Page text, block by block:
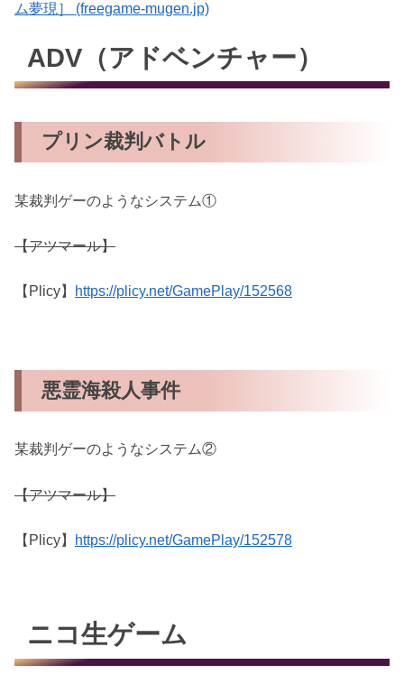
ム夢現］ (freegame-mugen.jp)
ADV（アドベンチャー）
プリン裁判バトル
某裁判ゲーのようなシステム①
【アツマール】
【Plicy】 https://plicy.net/GamePlay/152568
悪霊海殺人事件
某裁判ゲーのようなシステム②
【アツマール】
【Plicy】 https://plicy.net/GamePlay/152578
ニコ生ゲーム